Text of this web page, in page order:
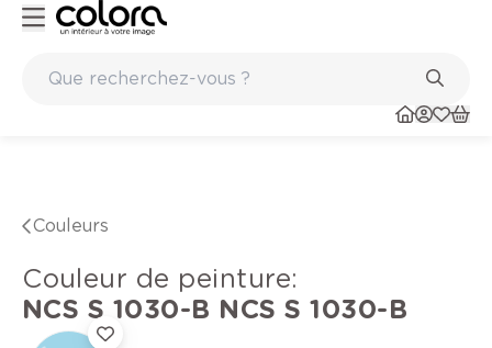
Couleurs
Couleur de peinture:
NCS S 1030-B NCS S 1030-B